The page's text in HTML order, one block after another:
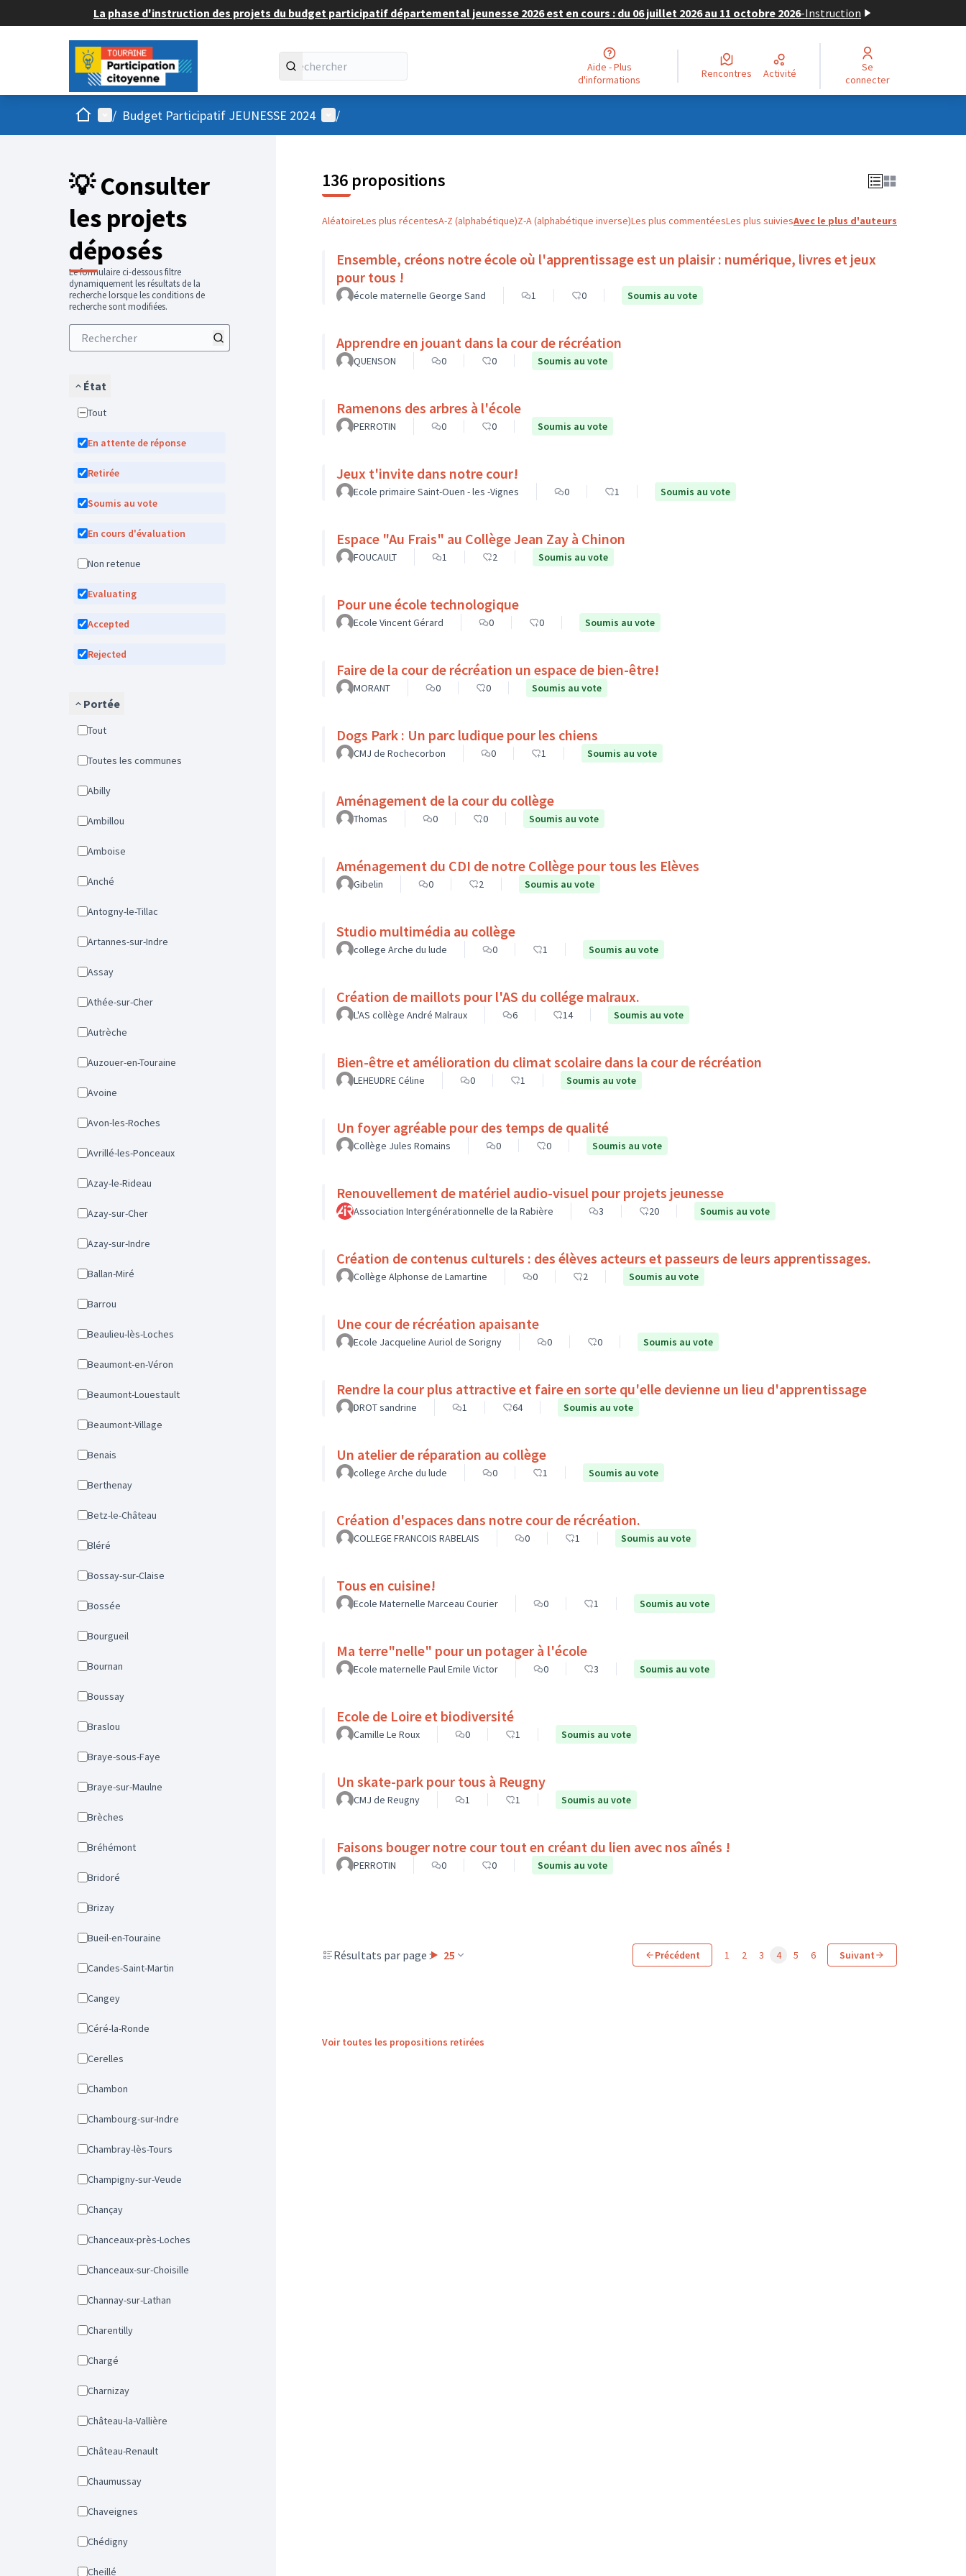
La phase d'instruction des projets du budget participatif départemental jeunesse 2026 est en cours : du 06 juillet 2026 au 11 octobre 2026-Instruction
Aide - Plus
d'informations
Rencontres Activité
Se
connecter
AccueilMenu principal
/ Budget Participatif JEUNESSE 2024 Menu utilisateur
/
💡 Consulter
les projets
déposés
Le formulaire ci-dessous filtre
dynamiquement les résultats de la
recherche lorsque les conditions de
recherche sont modifiées.
État
Tout
En attente de réponse
Retirée
Soumis au vote
En cours d'évaluation
Non retenue
Evaluating
Accepted
Rejected
Portée
Tout
Toutes les communes
Abilly
Ambillou
Amboise
Anché
Antogny-le-Tillac
Artannes-sur-Indre
Assay
Athée-sur-Cher
Autrèche
Auzouer-en-Touraine
Avoine
Avon-les-Roches
Avrillé-les-Ponceaux
Azay-le-Rideau
Azay-sur-Cher
Azay-sur-Indre
Ballan-Miré
Barrou
Beaulieu-lès-Loches
Beaumont-en-Véron
Beaumont-Louestault
Beaumont-Village
Benais
Berthenay
Betz-le-Château
Bléré
Bossay-sur-Claise
Bossée
Bourgueil
Bournan
Boussay
Braslou
Braye-sous-Faye
Braye-sur-Maulne
Brèches
Bréhémont
Bridoré
Brizay
Bueil-en-Touraine
Candes-Saint-Martin
Cangey
Céré-la-Ronde
Cerelles
Chambon
Chambourg-sur-Indre
Chambray-lès-Tours
Champigny-sur-Veude
Chançay
Chanceaux-près-Loches
Chanceaux-sur-Choisille
Channay-sur-Lathan
Charentilly
Chargé
Charnizay
Château-la-Vallière
Château-Renault
Chaumussay
Chaveignes
Chédigny
Cheillé
136 propositions
AléatoireLes plus récentesA-Z (alphabétique)Z-A (alphabétique inverse)Les plus commentéesLes plus suiviesAvec le plus d'auteurs
Ensemble, créons notre école où l'apprentissage est un plaisir : numérique, livres et jeux
pour tous !
école maternelle George Sand 1 0 Soumis au vote
Apprendre en jouant dans la cour de récréation
QUENSON 0 0 Soumis au vote
Ramenons des arbres à l'école
PERROTIN 0 0 Soumis au vote
Jeux t'invite dans notre cour!
Ecole primaire Saint-Ouen - les -Vignes 0 1 Soumis au vote
Espace "Au Frais" au Collège Jean Zay à Chinon
FOUCAULT 1 2 Soumis au vote
Pour une école technologique
Ecole Vincent Gérard 0 0 Soumis au vote
Faire de la cour de récréation un espace de bien-être!
MORANT 0 0 Soumis au vote
Dogs Park : Un parc ludique pour les chiens
CMJ de Rochecorbon 0 1 Soumis au vote
Aménagement de la cour du collège
Thomas 0 0 Soumis au vote
Aménagement du CDI de notre Collège pour tous les Elèves
Gibelin 0 2 Soumis au vote
Studio multimédia au collège
college Arche du lude 0 1 Soumis au vote
Création de maillots pour l'AS du collége malraux.
L'AS collège André Malraux 6 14 Soumis au vote
Bien-être et amélioration du climat scolaire dans la cour de récréation
LEHEUDRE Céline 0 1 Soumis au vote
Un foyer agréable pour des temps de qualité
Collège Jules Romains 0 0 Soumis au vote
Renouvellement de matériel audio-visuel pour projets jeunesse
Association Intergénérationnelle de la Rabière 3 20 Soumis au vote
Création de contenus culturels : des élèves acteurs et passeurs de leurs apprentissages.
Collège Alphonse de Lamartine 0 2 Soumis au vote
Une cour de récréation apaisante
Ecole Jacqueline Auriol de Sorigny 0 0 Soumis au vote
Rendre la cour plus attractive et faire en sorte qu'elle devienne un lieu d'apprentissage
DROT sandrine 1 64 Soumis au vote
Un atelier de réparation au collège
college Arche du lude 0 1 Soumis au vote
Création d'espaces dans notre cour de récréation.
COLLEGE FRANCOIS RABELAIS 0 1 Soumis au vote
Tous en cuisine!
Ecole Maternelle Marceau Courier 0 1 Soumis au vote
Ma terre"nelle" pour un potager à l'école
Ecole maternelle Paul Emile Victor 0 3 Soumis au vote
Ecole de Loire et biodiversité
Camille Le Roux 0 1 Soumis au vote
Un skate-park pour tous à Reugny
CMJ de Reugny 1 1 Soumis au vote
Faisons bouger notre cour tout en créant du lien avec nos aînés !
PERROTIN 0 0 Soumis au vote
Résultats par page : 25 Précédent 1 2 3 4 5 6 Suivant
Voir toutes les propositions retirées